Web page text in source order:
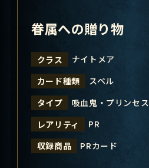
眷属への贈り物
クラス
ナイトメア
カード種類
スペル
タイプ
吸血鬼・プリンセス
レアリティ
PR
収録商品
PRカード